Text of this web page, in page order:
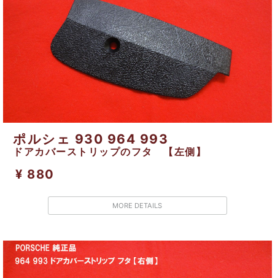
ポルシェ 930 964 993
ドアカバーストリップのフタ 【左側】
¥ 880
MORE DETAILS